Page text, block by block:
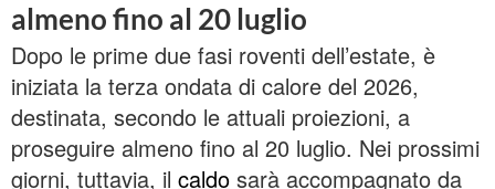
almeno fino al 20 luglio
Dopo le prime due fasi roventi dell’estate, è
iniziata la terza ondata di calore del 2026,
destinata, secondo le attuali proiezioni, a
proseguire almeno fino al 20 luglio. Nei prossimi
giorni, tuttavia, il caldo sarà accompagnato da